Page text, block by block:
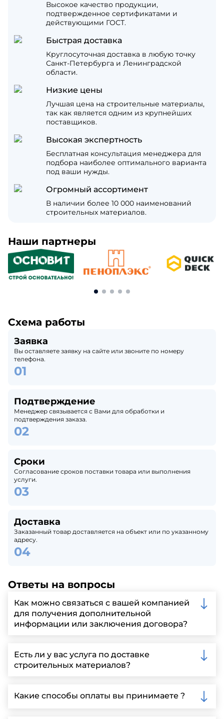
Высокое качество продукции,
подтвержденное сертификатами и
действующими ГОСТ.
Быстрая доставка
Круглосуточная доставка в любую точку
Санкт-Петербурга и Ленинградской
области.
Низкие цены
Лучшая цена на строительные материалы,
так как является одним из крупнейших
поставщиков.
Высокая экспертность
Бесплатная консультация менеджера для
подбора наиболее оптимального варианта
под ваши нужды.
Огромный ассортимент
В наличии более 10 000 наименований
строительных материалов.
Наши партнеры
Схема работы
Заявка
Вы оставляете заявку на сайте или звоните по номеру
телефона.
Подтверждение
Менеджер связывается с Вами для обработки и
подтверждения заказа.
Сроки
Согласование сроков поставки товара или выполнения
услуги.
Доставка
Заказанный товар доставляется на объект или по указанному
адресу.
Ответы на вопросы
Как можно связаться с вашей компанией
для получения дополнительной
информации или заключения договора?
запрос через нашу официальную почту или
заполнить форму на нашем сайте для более
детальной информации и организации встречи.
Есть ли у вас услуга по доставке
строительных материалов?
Ленинградской области, у нас собственный
автопарк, для обеспечения быстрой и надежной
Какие способы оплаты вы принимаете ?